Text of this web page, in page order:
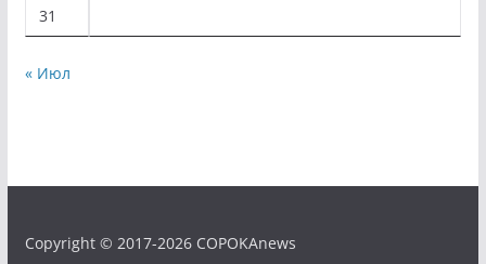
31
« Июл
Copyright © 2017-2026 COPOKAnews